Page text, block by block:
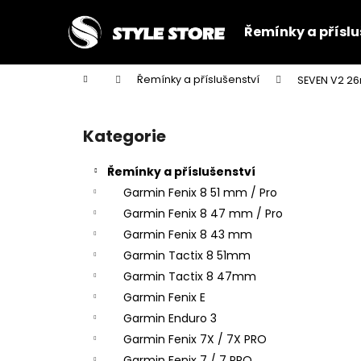
Řemínky a
Domů Řemínky a příslušenství SEVEN V2
Přeskočit
kategorie
Kategorie
Řemínky a příslušenství
Garmin Fenix 8 51 mm / Pro
Garmin Fenix 8 47 mm / Pro
Garmin Fenix 8 43 mm
Garmin Tactix 8 51mm
Garmin Tactix 8 47mm
Garmin Fenix E
Garmin Enduro 3
Garmin Fenix 7X / 7X PRO
í
Zpět
do
Zpět
do